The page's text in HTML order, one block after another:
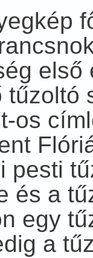
tűzoltó
os
pesti
és a
egy
a